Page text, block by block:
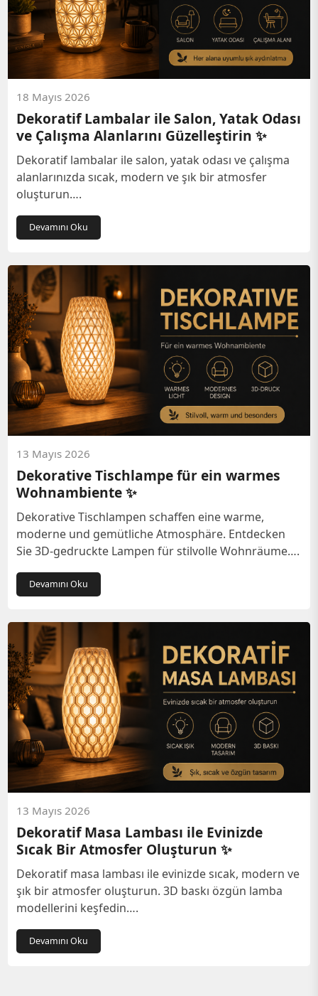
18 Mayıs 2026
Dekoratif Lambalar ile Salon, Yatak Odası
ve Çalışma Alanlarını Güzelleştirin ✨
Dekoratif lambalar ile salon, yatak odası ve çalışma
alanlarınızda sıcak, modern ve şık bir atmosfer
oluşturun….
Devamını Oku
13 Mayıs 2026
Dekorative Tischlampe für ein warmes
Wohnambiente ✨
Dekorative Tischlampen schaffen eine warme,
moderne und gemütliche Atmosphäre. Entdecken
Sie 3D-gedruckte Lampen für stilvolle Wohnräume….
Devamını Oku
13 Mayıs 2026
Dekoratif Masa Lambası ile Evinizde
Sıcak Bir Atmosfer Oluşturun ✨
Dekoratif masa lambası ile evinizde sıcak, modern ve
şık bir atmosfer oluşturun. 3D baskı özgün lamba
modellerini keşfedin….
Devamını Oku